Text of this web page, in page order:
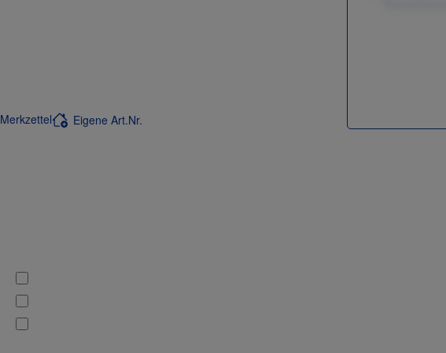
Merkzettel Eigene Art.Nr.